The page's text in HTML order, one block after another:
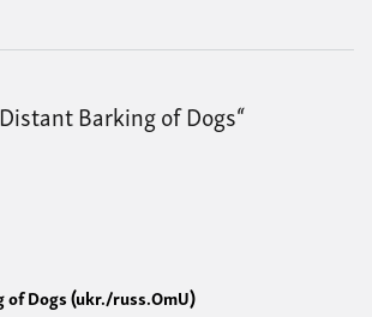
die
Barking of Dogs“
of Dogs (ukr./russ.OmU)